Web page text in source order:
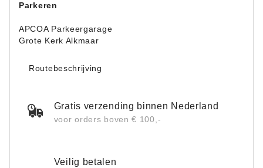
Parkeren
APCOA Parkeergarage
Grote Kerk Alkmaar
Routebeschrijving
Gratis verzending binnen Nederland
voor orders boven € 100,-
Veilig betalen